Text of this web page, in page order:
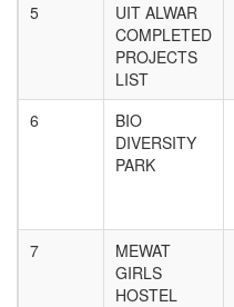
5
UIT ALWAR
COMPLETED
PROJECTS
LIST
6
BIO
DIVERSITY
PARK
7
MEWAT
GIRLS
HOSTEL